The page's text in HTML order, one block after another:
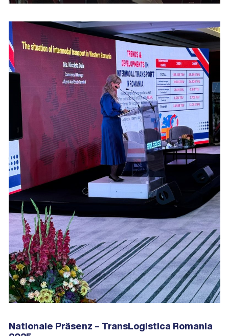
Nationale Präsenz – TransLogistica Romania